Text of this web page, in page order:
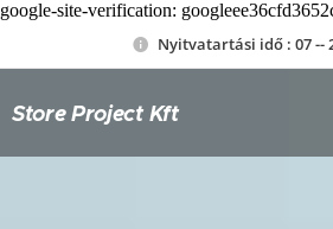
google-site-verification:
Nyitvatartási idő : 07 --
Store Project Kft